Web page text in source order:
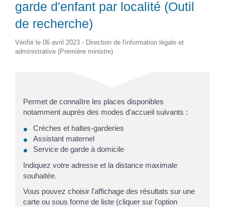
garde d'enfant par localité (Outil
de recherche)
Vérifié le 06 avril 2023 - Direction de l'information légale et
administrative (Première ministre)
Permet de connaître les places disponibles
notamment auprès des modes d'accueil suivants :
Crèches et haltes-garderies
Assistant maternel
Service de garde à domicile
Indiquez votre adresse et la distance maximale
souhaitée.
Vous pouvez choisir l'affichage des résultats sur une
carte ou sous forme de liste (cliquer sur l'option